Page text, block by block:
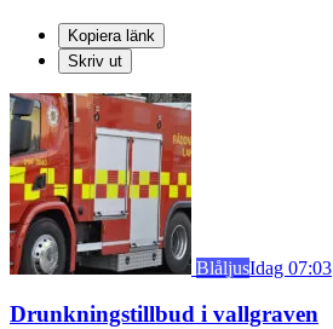
Kopiera länk
Skriv ut
BlåljusIdag 07:03
Drunkningstillbud i vallgraven